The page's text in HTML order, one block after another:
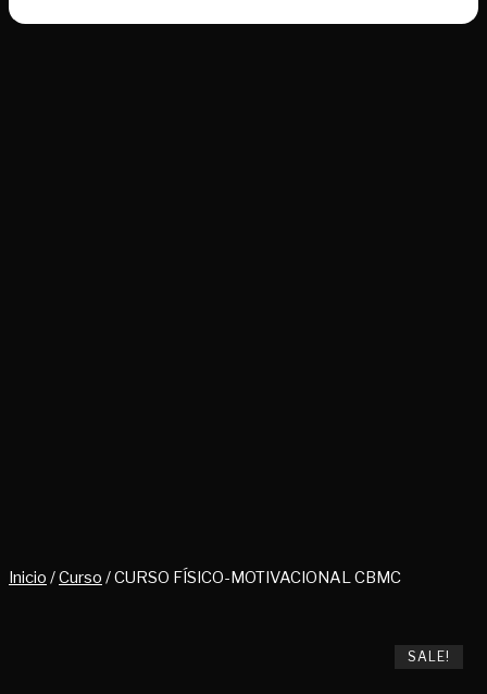
Inicio /Curso / CURSO FÍSICO-MOTIVACIONAL CBMC
SALE!
SALE!
SALE!